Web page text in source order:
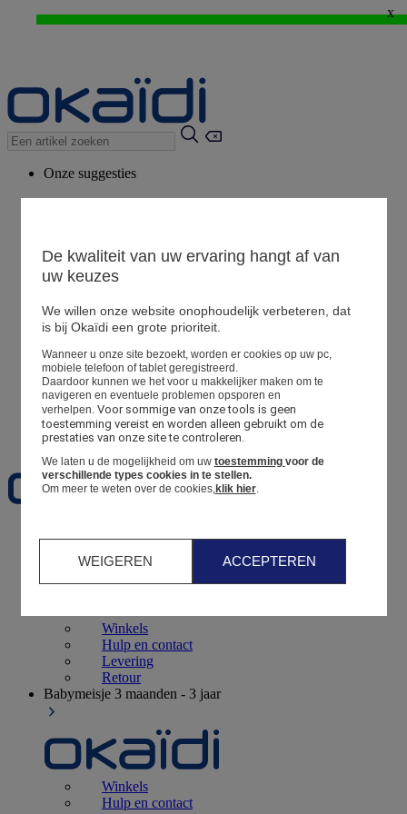
WEB ONLY: -20%* vanaf 3 aangekochte artikelen > Ik geniat ervan !
x
Onze suggesties
Bekijk alle artikelen
Winkel
Mijn informatie
Een bestelling volgen
Mandje
Favorieten
Geboorte0 - 12 maanden
Winkels
Hulp en contact
Levering
Retour
Babymeisje 3 maanden - 3 jaar
Winkels
Hulp en contact
De kwaliteit van uw ervaring hangt af van
uw keuzes
We willen onze website onophoudelijk verbeteren, dat
is bij Okaïdi een grote prioriteit.
Wanneer u onze site bezoekt, worden er cookies op uw pc,
mobiele telefoon of tablet geregistreerd.
Daardoor kunnen we het voor u makkelijker maken om te
navigeren en eventuele problemen opsporen en
verhelpen. Voor sommige van onze tools is geen
toestemming vereist en worden alleen gebruikt om de
prestaties van onze site te controleren.
We laten u de mogelijkheid om uw toestemming voor de
verschillende types cookies in te stellen.
Om meer te weten over de cookies,klik hier.
WEIGEREN ACCEPTEREN